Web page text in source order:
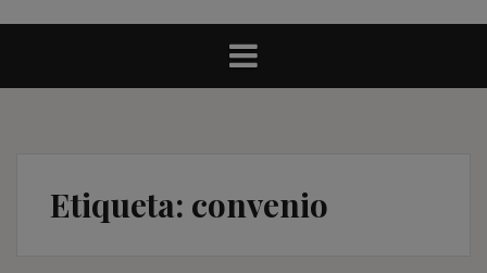
Etiqueta: convenio